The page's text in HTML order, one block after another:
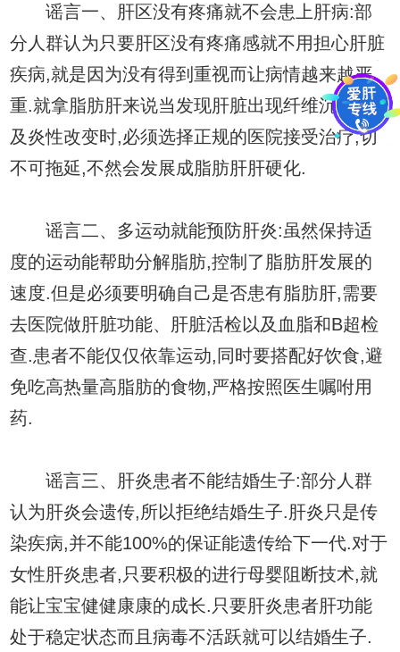
谣言一、肝区没有疼痛就不会患上肝病:部
分人群认为只要肝区没有疼痛感就不用担心肝脏
疾病,就是因为没有得到重视而让病情越来越严
重.就拿脂肪肝来说当发现肝脏出现纤维沉着以
及炎性改变时,必须选择正规的医院接受治疗,切
不可拖延,不然会发展成脂肪肝肝硬化.
谣言二、多运动就能预防肝炎:虽然保持适
度的运动能帮助分解脂肪,控制了脂肪肝发展的
速度.但是必须要明确自己是否患有脂肪肝,需要
去医院做肝脏功能、肝脏活检以及血脂和B超检
查.患者不能仅仅依靠运动,同时要搭配好饮食,避
免吃高热量高脂肪的食物,严格按照医生嘱咐用
药.
谣言三、肝炎患者不能结婚生子:部分人群
认为肝炎会遗传,所以拒绝结婚生子.肝炎只是传
染疾病,并不能100%的保证能遗传给下一代.对于
女性肝炎患者,只要积极的进行母婴阻断技术,就
能让宝宝健健康康的成长.只要肝炎患者肝功能
处于稳定状态而且病毒不活跃就可以结婚生子.